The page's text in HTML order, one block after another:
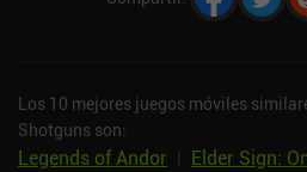
Los 10 mejores juegos móviles
Shotguns son:
Legends of Andor Elder Sign: